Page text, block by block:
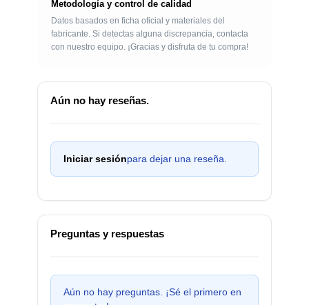
Metodología y control de calidad
Datos basados en ficha oficial y materiales del
fabricante. Si detectas alguna discrepancia, contacta
con nuestro equipo. ¡Gracias y disfruta de tu compra!
Aún no hay reseñas.
Iniciar sesiónpara dejar una reseña.
Preguntas y respuestas
Aún no hay preguntas. ¡Sé el primero en